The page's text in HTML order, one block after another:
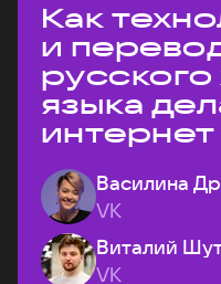
Как
и
языка
Василина
VK
Виталий
VK